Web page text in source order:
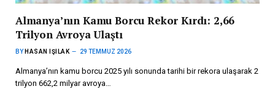
Almanya’nın Kamu Borcu Rekor Kırdı: 2,66
Trilyon Avroya Ulaştı
BY HASAN IŞILAK 29 TEMMUZ 2026
Almanya’nın kamu borcu 2025 yılı sonunda tarihi bir rekora ulaşarak 2
trilyon 662,2 milyar avroya…